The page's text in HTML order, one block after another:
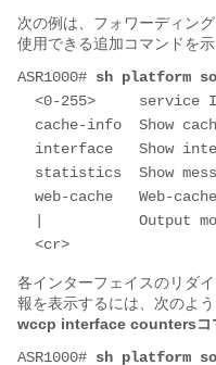
次の例は、フォワーディン
使用できる追加コマンドを示
ASR1000# sh platform
各インターフェイスのリダ
報を表示するには、次のよう
wccp interface countersコ
ASR1000# sh platform